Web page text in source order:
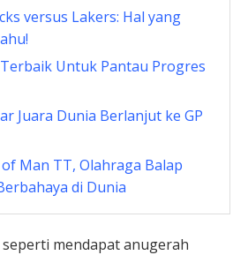
versus Lakers: Hal yang
Untuk Pantau Progres
Juara Dunia Berlanjut ke GP
Man TT, Olahraga Balap
di Dunia
mendapat anugerah